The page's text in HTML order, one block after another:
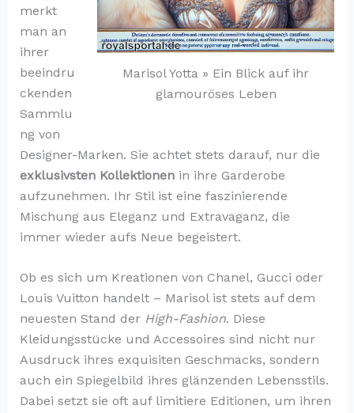
Marisol Yotta » Ein Blick auf ihr
glamouröses Leben
merkt
man an
ihrer
beeindru
ckenden
Sammlu
ng von
Designer-Marken. Sie achtet stets darauf, nur die
exklusivsten Kollektionenin ihre Garderobe
aufzunehmen. Ihr Stil ist eine faszinierende
Mischung aus Eleganz und Extravaganz, die
immer wieder aufs Neue begeistert.
Ob es sich um Kreationen von Chanel, Gucci oder
Louis Vuitton handelt – Marisol ist stets auf dem
neuesten Stand der High-Fashion. Diese
Kleidungsstücke und Accessoires sind nicht nur
Ausdruck ihres exquisiten Geschmacks, sondern
auch ein Spiegelbild ihres glänzenden Lebensstils.
Dabei setzt sie oft auf limitiere Editionen, um ihren